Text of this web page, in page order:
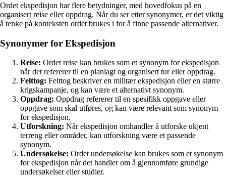
Ordet ekspedisjon har flere betydninger, med hovedfokus på en
organisert reise eller oppdrag. Når du ser etter synonymer, er det viktig
å tenke på konteksten ordet brukes i for å finne passende alternativer.
Synonymer for Ekspedisjon
Reise: Ordet reise kan brukes som et synonym for ekspedisjon
når det refererer til en planlagt og organisert tur eller oppdrag.
Felttog: Felttog beskriver en militær ekspedisjon eller en større
krigskampanje, og kan være et alternativt synonym.
Oppdrag: Oppdrag refererer til en spesifikk oppgave eller
oppgave som skal utføres, og kan være relevant som synonym
for ekspedisjon.
Utforskning: Når ekspedisjon omhandler å utforske ukjent
terreng eller områder, kan utforskning være et passende
synonym.
Undersøkelse: Ordet undersøkelse kan brukes som et synonym
for ekspedisjon når det handler om å gjennomføre grundige
undersøkelser eller studier.